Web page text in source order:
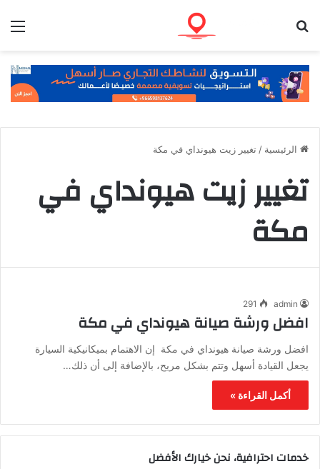
الرئيسية / تغيير زيت هيونداي في مكة
تغيير زيت هيونداي في
مكة
admin
291
افضل ورشة صيانة هيونداي في مكة
افضل ورشة صيانة هيونداي في مكة إن الاهتمام بميكانيكية السيارة
يجعل القيادة أسهل وتتم بشكل مريح، بالإضافة إلى أن ذلك…
أكمل القراءة »
خدمات احترافية، نحن خيارك الأفضل